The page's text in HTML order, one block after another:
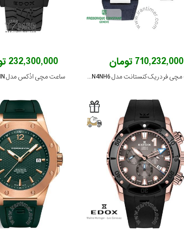
710,232,000 تومان
ساعت مچی فردریک کنستانت مدل FC-391WN4NH6
232,300,000 تومان
ساعت مچی ادُکس مدل 1030537NNIN